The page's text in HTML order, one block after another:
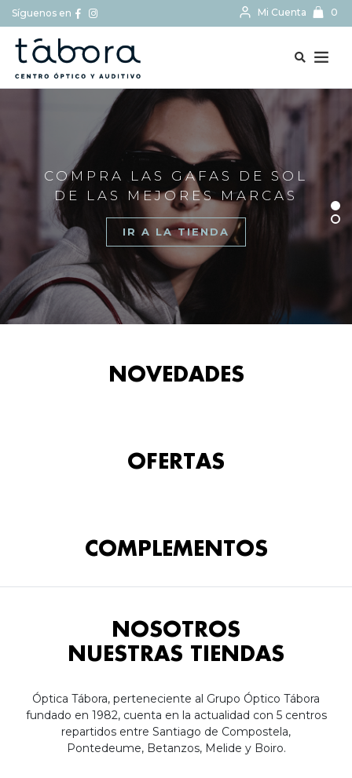
Síguenos en Mi Cuenta 0
COMPRA LAS GAFAS DE SOL
DE LAS MEJORES MARCAS
IR A LA TIENDA
NOVEDADES
OFERTAS
COMPLEMENTOS
NOSOTROS
NUESTRAS TIENDAS
Óptica Tábora, perteneciente al Grupo Óptico Tábora
fundado en 1982, cuenta en la actualidad con 5 centros
repartidos entre Santiago de Compostela,
Pontedeume, Betanzos, Melide y Boiro.